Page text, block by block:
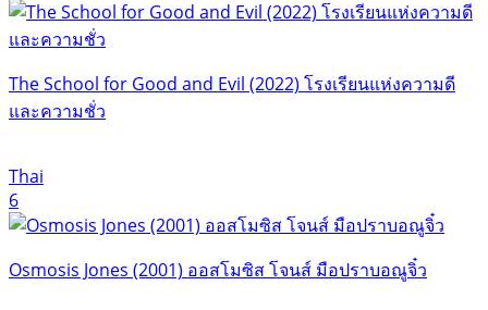
The School for Good and Evil (2022) โรงเรียนแห่งความดี
และความชั่ว
Thai
6
Osmosis Jones (2001) ออสโมซิส โจนส์ มือปราบอณูจิ๋ว